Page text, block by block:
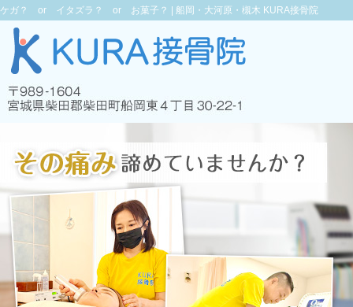
ケガ？ or イタズラ？ or お菓子？ | 船岡・大河原・槻木 KURA接骨院